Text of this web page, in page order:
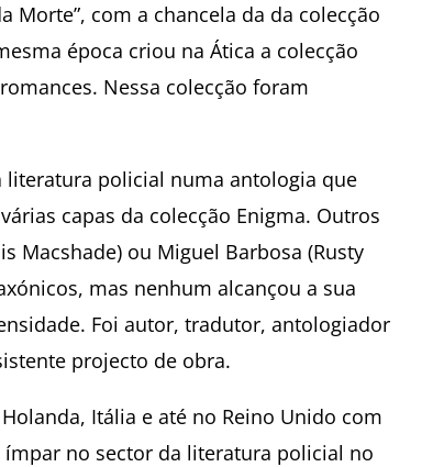
Morte”, com a chancela da da colecção
época criou na Ática a colecção
Nessa colecção foram
policial numa antologia que
capas da colecção Enigma. Outros
Macshade) ou Miguel Barbosa (Rusty
mas nenhum alcançou a sua
Foi autor, tradutor, antologiador
projecto de obra.
Itália e até no Reino Unido com
ímpar no sector da literatura policial no